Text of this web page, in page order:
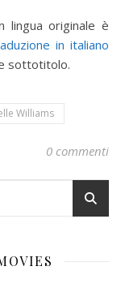
lingua originale è
in italiano
sottotitolo.
Williams
0 commenti